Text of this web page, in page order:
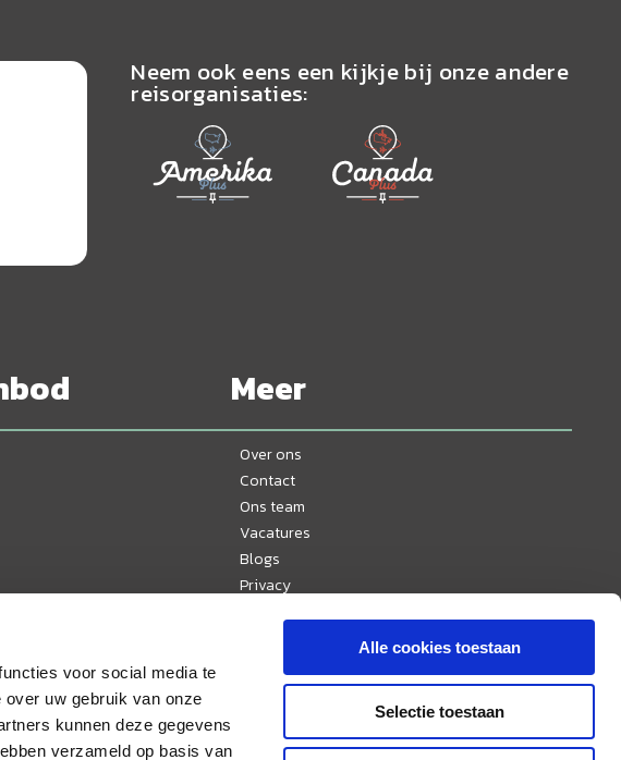
voor social media te
uw gebruik van onze
kunnen deze gegevens
verzameld op basis van
Alle cookies toestaan
Selectie toestaan
Neem ook eens een kijkje bij onze andere
reisorganisaties:
Meer
Over ons
Contact
Ons team
Vacatures
Blogs
Privacy
Ervaringen
Sitemap